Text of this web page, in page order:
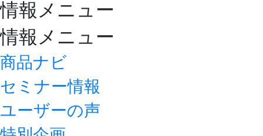
情報メニュー
情報メニュー
商品ナビ
セミナー情報
ユーザーの声